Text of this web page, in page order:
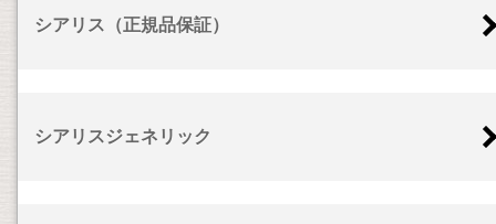
シアリス（正規品保証）
シアリスジェネリック